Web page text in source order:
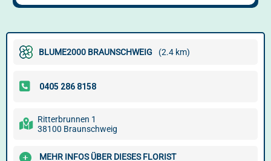
BLUME2000 BRAUNSCHWEIG (2.4 km)
Ritterbrunnen 1
38100 Braunschweig
MEHR INFOS ÜBER DIESES FLORIST